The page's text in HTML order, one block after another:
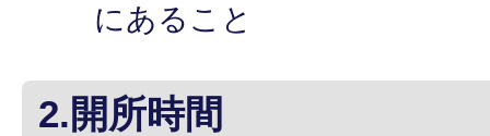
にあること
2.開所時間